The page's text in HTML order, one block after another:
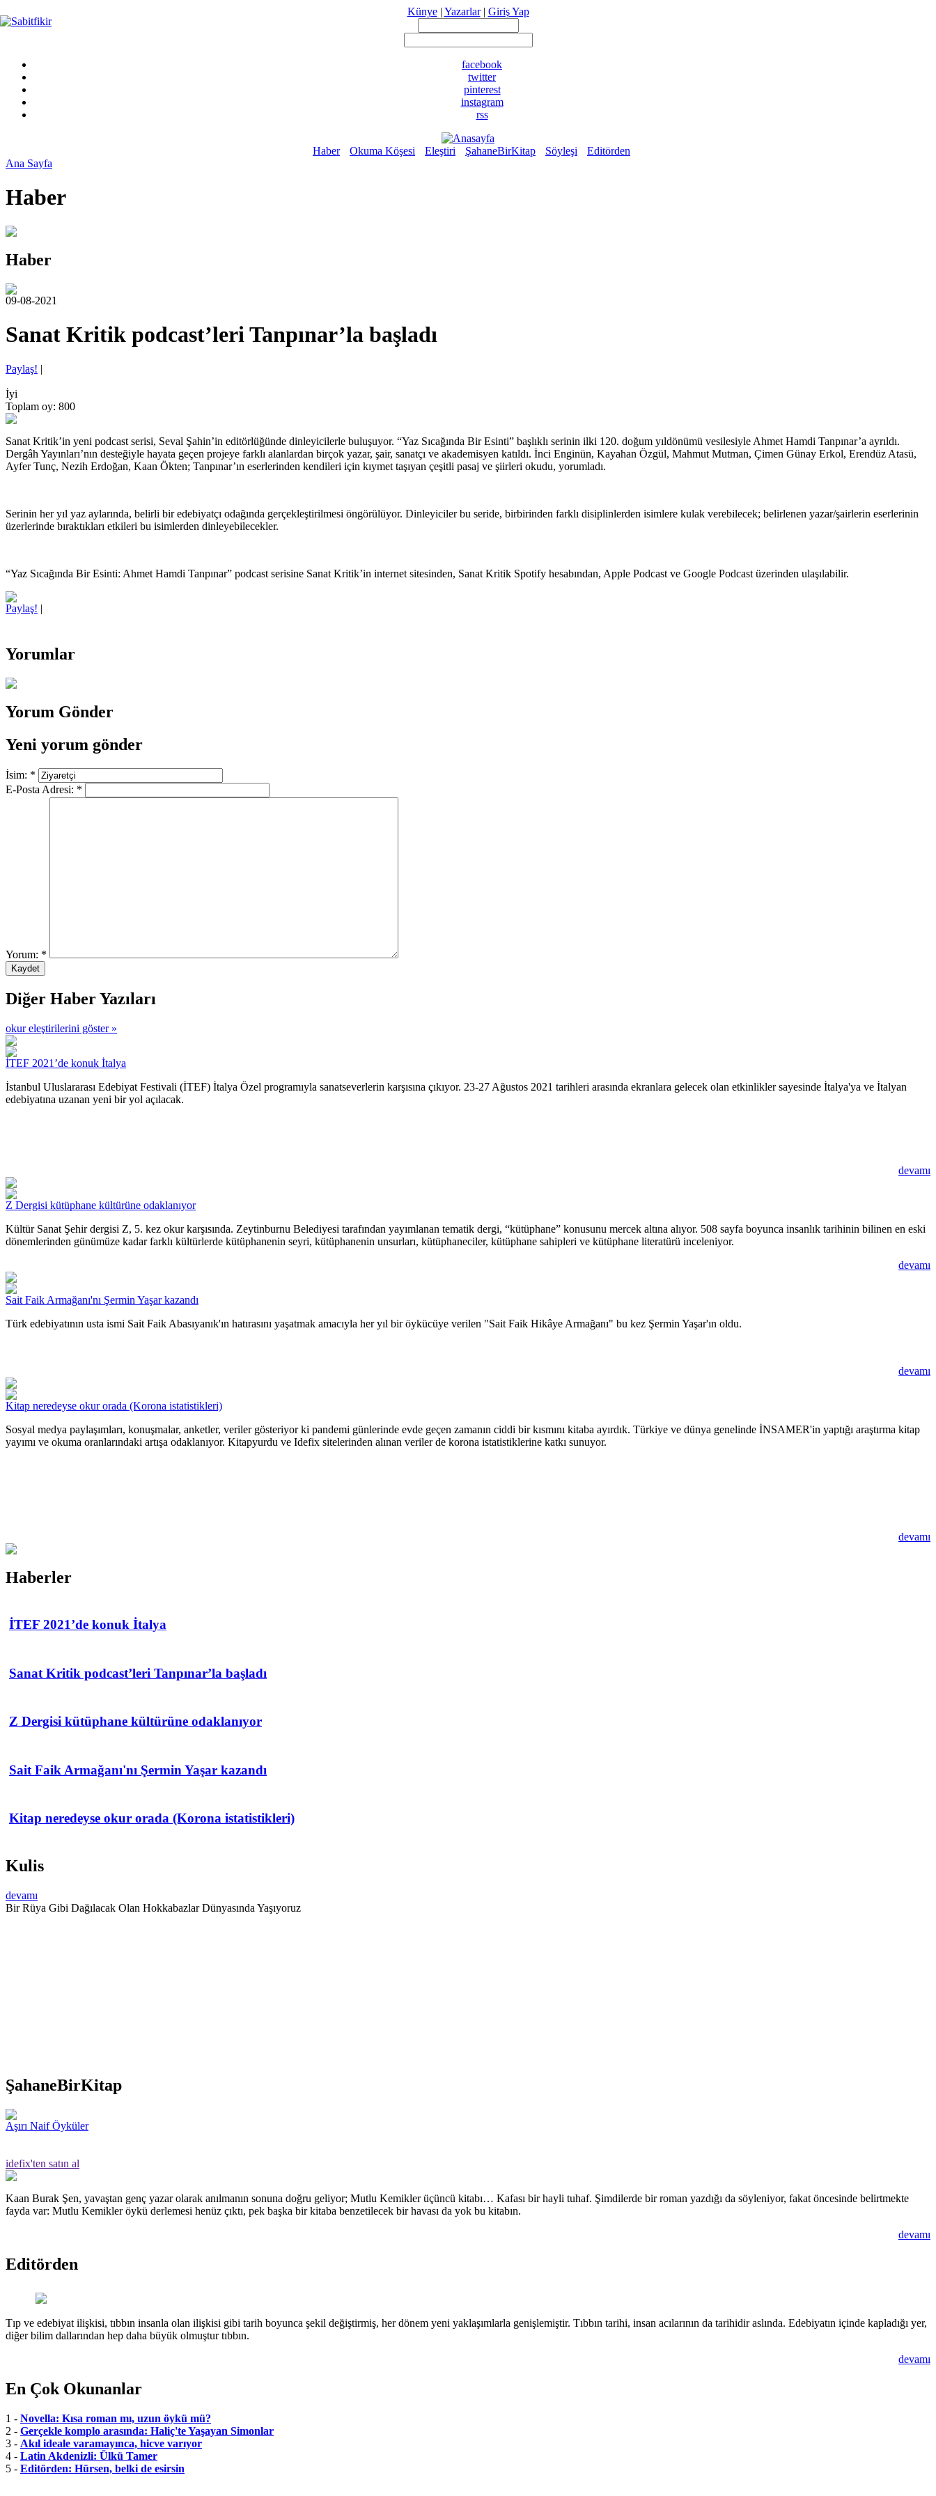
Künye| Yazarlar| Giriş Yap
facebook
twitter
pinterest
instagram
rss
Haber Okuma Köşesi Eleştiri ŞahaneBirKitap Söyleşi
Editörden
Ana Sayfa
Haber
Haber
09-08-2021
Sanat Kritik podcast’leri Tanpınar’la başladı
Paylaş! |
İyi
Toplam oy: 800
Sanat Kritik’in yeni podcast serisi, Seval Şahin’in editörlüğünde dinleyicilerle buluşuyor. “Yaz Sıcağında Bir Esinti” başlıklı serinin ilki 120. doğum yıldönümü vesilesiyle Ahmet Hamdi Tanpınar’a ayrıldı.
Dergâh Yayınları’nın desteğiyle hayata geçen projeye farklı alanlardan birçok yazar, şair, sanatçı ve akademisyen katıldı. İnci Enginün, Kayahan Özgül, Mahmut Mutman, Çimen Günay Erkol, Erendüz Atasü,
Ayfer Tunç, Nezih Erdoğan, Kaan Ökten; Tanpınar’ın eserlerinden kendileri için kıymet taşıyan çeşitli pasaj ve şiirleri okudu, yorumladı.
Serinin her yıl yaz aylarında, belirli bir edebiyatçı odağında gerçekleştirilmesi öngörülüyor. Dinleyiciler bu seride, birbirinden farklı disiplinlerden isimlere kulak verebilecek; belirlenen yazar/şairlerin eserlerinin
üzerlerinde bıraktıkları etkileri bu isimlerden dinleyebilecekler.
“Yaz Sıcağında Bir Esinti: Ahmet Hamdi Tanpınar” podcast serisine Sanat Kritik’in internet sitesinden, Sanat Kritik Spotify hesabından, Apple Podcast ve Google Podcast üzerinden ulaşılabilir.
Paylaş! |
Yorumlar
Yorum Gönder
Yeni yorum gönder
İsim: *
E-Posta Adresi: *
Yorum: *
Diğer Haber Yazıları
okur eleştirilerini göster »
İTEF 2021’de konuk İtalya
İstanbul Uluslararası Edebiyat Festivali (İTEF) İtalya Özel programıyla sanatseverlerin karşısına çıkıyor. 23-27 Ağustos 2021 tarihleri arasında ekranlara gelecek olan etkinlikler sayesinde İtalya'ya ve İtalyan
edebiyatına uzanan yeni bir yol açılacak.
devamı
Z Dergisi kütüphane kültürüne odaklanıyor
Kültür Sanat Şehir dergisi Z, 5. kez okur karşısında. Zeytinburnu Belediyesi tarafından yayımlanan tematik dergi, “kütüphane” konusunu mercek altına alıyor. 508 sayfa boyunca insanlık tarihinin bilinen en eski
dönemlerinden günümüze kadar farklı kültürlerde kütüphanenin seyri, kütüphanenin unsurları, kütüphaneciler, kütüphane sahipleri ve kütüphane literatürü inceleniyor.
devamı
Sait Faik Armağanı'nı Şermin Yaşar kazandı
Türk edebiyatının usta ismi Sait Faik Abasıyanık'ın hatırasını yaşatmak amacıyla her yıl bir öykücüye verilen "Sait Faik Hikâye Armağanı" bu kez Şermin Yaşar'ın oldu.
devamı
Kitap neredeyse okur orada (Korona istatistikleri)
Sosyal medya paylaşımları, konuşmalar, anketler, veriler gösteriyor ki pandemi günlerinde evde geçen zamanın ciddi bir kısmını kitaba ayırdık. Türkiye ve dünya genelinde İNSAMER'in yaptığı araştırma kitap
yayımı ve okuma oranlarındaki artışa odaklanıyor. Kitapyurdu ve Idefix sitelerinden alınan veriler de korona istatistiklerine katkı sunuyor.
devamı
Haberler
İTEF 2021’de konuk İtalya
Sanat Kritik podcast’leri Tanpınar’la başladı
Z Dergisi kütüphane kültürüne odaklanıyor
Sait Faik Armağanı'nı Şermin Yaşar kazandı
Kitap neredeyse okur orada (Korona istatistikleri)
Kulis
devamı
Bir Rüya Gibi Dağılacak Olan Hokkabazlar Dünyasında Yaşıyoruz
ŞahaneBirKitap
Aşırı Naif Öyküler
idefix'ten satın al
Kaan Burak Şen, yavaştan genç yazar olarak anılmanın sonuna doğru geliyor; Mutlu Kemikler üçüncü kitabı… Kafası bir hayli tuhaf. Şimdilerde bir roman yazdığı da söyleniyor, fakat öncesinde belirtmekte
fayda var: Mutlu Kemikler öykü derlemesi henüz çıktı, pek başka bir kitaba benzetilecek bir havası da yok bu kitabın.
devamı
Editörden
Tıp ve edebiyat ilişkisi, tıbbın insanla olan ilişkisi gibi tarih boyunca şekil değiştirmiş, her dönem yeni yaklaşımlarla genişlemiştir. Tıbbın tarihi, insan acılarının da tarihidir aslında. Edebiyatın içinde kapladığı yer,
diğer bilim dallarından hep daha büyük olmuştur tıbbın.
devamı
En Çok Okunanlar
1 - Novella: Kısa roman mı, uzun öykü mü?
2 - Gerçekle komplo arasında: Haliç'te Yaşayan Simonlar
3 - Akıl ideale varamayınca, hicve varıyor
4 - Latin Akdenizli: Ülkü Tamer
5 - Editörden: Hürsen, belki de esirsin